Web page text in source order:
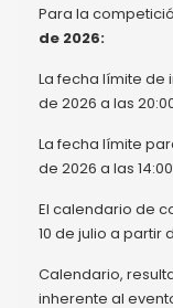
Para la
de 2026:
La fecha límite de
de 2026 a las
La fecha límite
de 2026 a las
El calendario de
10 de julio a partir
Calendario,
inherente al